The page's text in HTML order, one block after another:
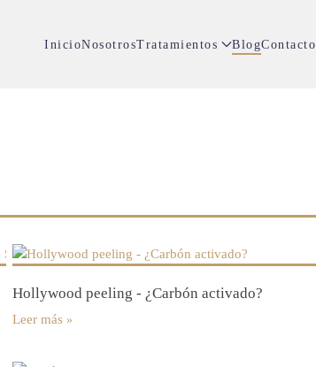
InicioNosotrosTratamientos BlogContacto
Hollywood peeling - ¿Carbón activado?
Leer más